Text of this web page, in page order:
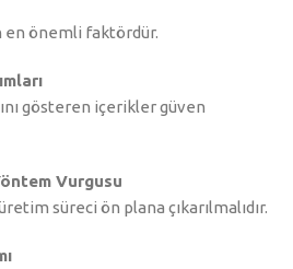
en önemli faktördür.
gösteren içerikler güven
Vurgusu
süreci ön plana çıkarılmalıdır.